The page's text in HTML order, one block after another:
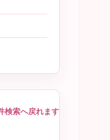
検索へ戻れます